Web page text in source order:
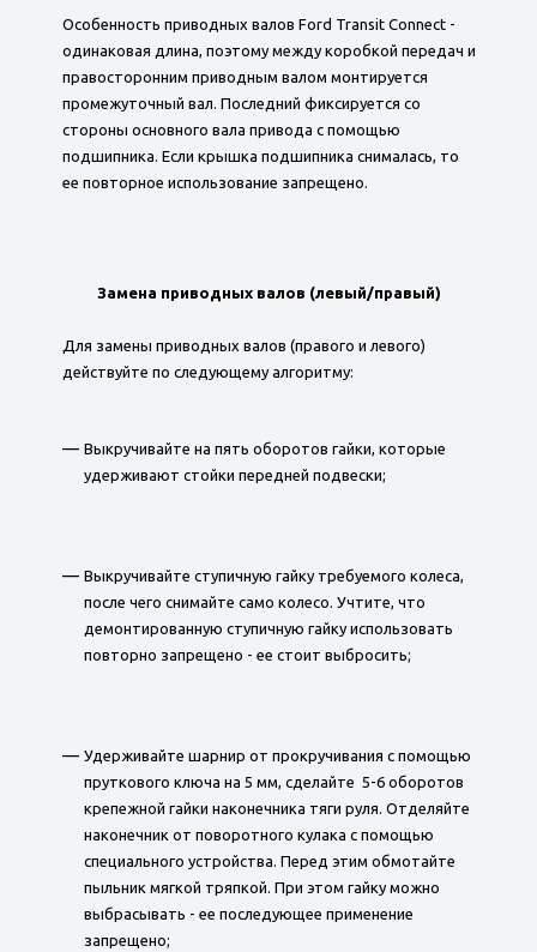
Особенность приводных валов Ford Transit Connect -
одинаковая длина, поэтому между коробкой передач и
правосторонним приводным валом монтируется
промежуточный вал. Последний фиксируется со
стороны основного вала привода с помощью
подшипника. Если крышка подшипника снималась, то
ее повторное использование запрещено.
Замена приводных валов (левый/правый)
Для замены приводных валов (правого и левого)
действуйте по следующему алгоритму:
Выкручивайте на пять оборотов гайки, которые
удерживают стойки передней подвески;
Выкручивайте ступичную гайку требуемого колеса,
после чего снимайте само колесо. Учтите, что
демонтированную ступичную гайку использовать
повторно запрещено - ее стоит выбросить;
Удерживайте шарнир от прокручивания с помощью
пруткового ключа на 5 мм, сделайте 5-6 оборотов
крепежной гайки наконечника тяги руля. Отделяйте
наконечник от поворотного кулака с помощью
специального устройства. Перед этим обмотайте
пыльник мягкой тряпкой. При этом гайку можно
выбрасывать - ее последующее применение
запрещено;